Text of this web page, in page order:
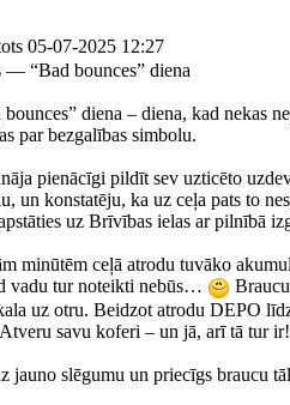
05-07-2025 12:27
— “Bad bounces” diena
bounces” diena – diena, kad nekas
par bezgalības simbolu.
pienācīgi pildīt sev uzticēto
un konstatēju, ka uz ceļa pats to
uz Brīvības ielas ar pilnībā
minūtēm ceļā atrodu tuvāko
vadu tur noteikti nebūs…
uz otru. Beidzot atrodu DEPO
savu koferi – un jā, arī tā tur ir!
jauno slēgumu un priecīgs braucu